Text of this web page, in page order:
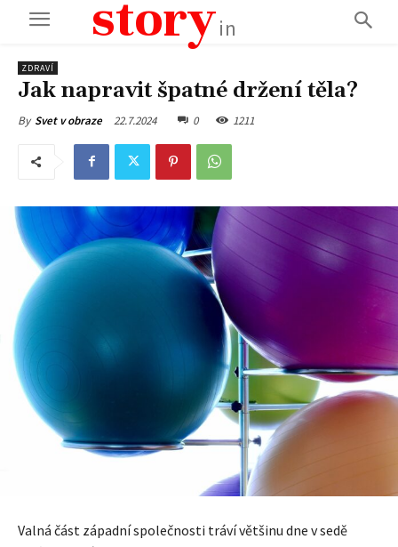
storyin
ZDRAVÍ
Jak napravit špatné držení těla?
By Svet v obraze 22.7.2024 0 1211
Valná část západní společnosti tráví většinu dne v sedě